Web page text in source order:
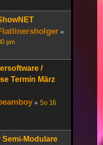
«
pm
/
Termin März
« So 16
Semi-Modulare